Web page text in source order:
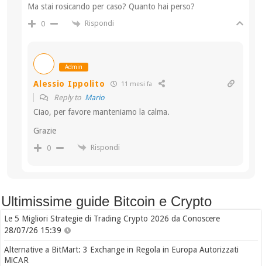
Ma stai rosicando per caso? Quanto hai perso?
0 Rispondi
Admin
Alessio Ippolito 11 mesi fa
Reply to Mario
Ciao, per favore manteniamo la calma.
Grazie
0 Rispondi
Ultimissime guide Bitcoin e Crypto
Le 5 Migliori Strategie di Trading Crypto 2026 da Conoscere
28/07/26 15:39
Alternative a BitMart: 3 Exchange in Regola in Europa Autorizzati
MiCAR